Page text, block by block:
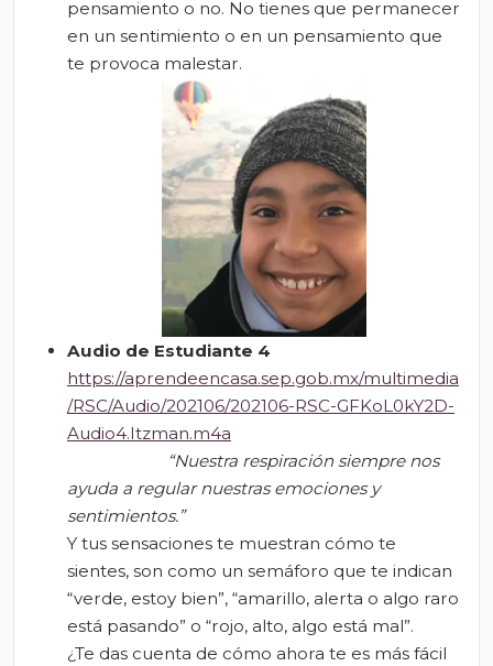
pensamiento o no. No tienes que permanecer
en un sentimiento o en un pensamiento que
te provoca malestar.
Audio de Estudiante 4
https://aprendeencasa.sep.gob.mx/multimedia
/RSC/Audio/202106/202106-RSC-GFKoL0kY2D-
Audio4.Itzman.m4a
“Nuestra respiración siempre nos
ayuda a regular nuestras emociones y
sentimientos.”
Y tus sensaciones te muestran cómo te
sientes, son como un semáforo que te indican
“verde, estoy bien”, “amarillo, alerta o algo raro
está pasando” o “rojo, alto, algo está mal”.
¿Te das cuenta de cómo ahora te es más fácil